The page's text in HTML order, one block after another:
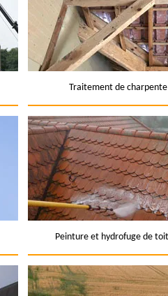
Traitement de
Peinture et hydrofuge de